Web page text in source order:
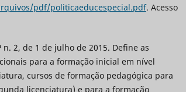
pdf/politicaeducespecial.pdf. Acesso
n. 2, de 1 de julho de 2015. Define as
para a formação inicial em nível
cursos de formação pedagógica para
licenciatura) e para a formação